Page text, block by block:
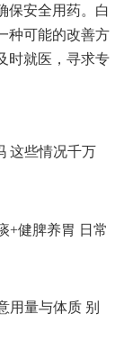
保安全用药。白
种可能的改善方
时就医，寻求专
这些情况千万
+健脾养胃 日常
用量与体质 别